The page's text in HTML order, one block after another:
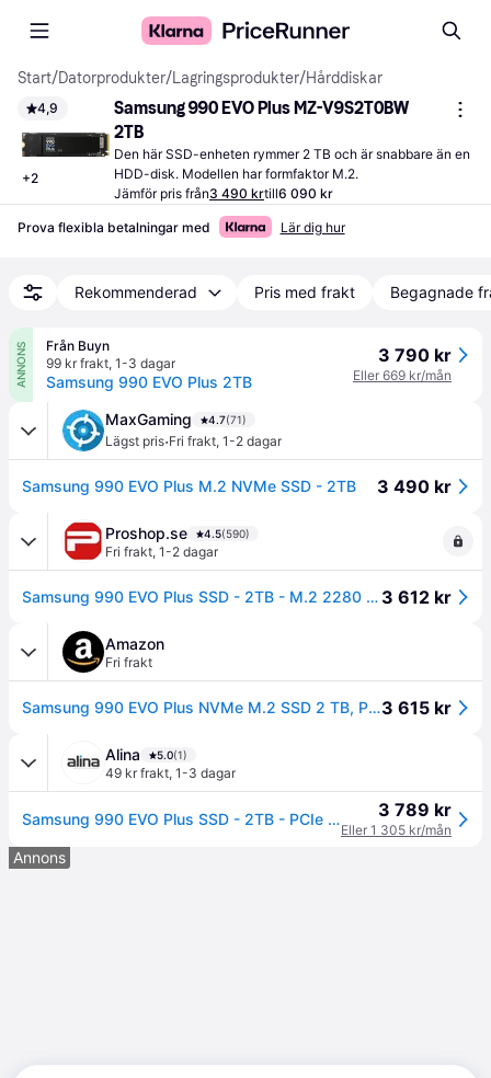
Start/Datorprodukter/Lagringsprodukter/Hårddiskar
4,9
+2
Samsung 990 EVO Plus MZ-V9S2T0BW
2TB
Den här SSD-enheten rymmer 2 TB och är snabbare än en
HDD-disk. Modellen har formfaktor M.2.
Jämför pris från3 490 krtill6 090 kr
Prova flexibla betalningar med Lär dig hur
Rekommenderad Pris med frakt Begagnade
ANNONS
Från Buyn
99 kr frakt, 1-3 dagar
Samsung 990 EVO Plus 2TB
3 790 kr
Eller 669 kr/mån
MaxGaming 4.7(71)
Lägst pris·Fri frakt, 1-2 dagar
Samsung 990 EVO Plus M.2 NVMe SSD - 2TB 3 490 kr
Proshop.se 4.5(590)
Fri frakt, 1-2 dagar
Samsung 990 EVO Plus SSD - 2TB - M.2 2280 - PCIe 4.0 3 612 kr
Amazon
Fri frakt
Samsung 990 EVO Plus NVMe M.2 SSD 2 TB, PCIe 4.0 x4 / PCIe 5.0 x2, NVMe 2.0 (2280), läshastighet på 7 250 MB/s, skrivhastighet på 6 300 MB/s, intern SSD för spel och grafikredigering, MZ-V9S2T0BW3 615 kr
Alina 5.0(1)
49 kr frakt, 1-3 dagar
Samsung 990 EVO Plus SSD - 2TB - PCIe 5.0 - M.2 2280 3 789 kr
Eller 1 305 kr/mån
Annons